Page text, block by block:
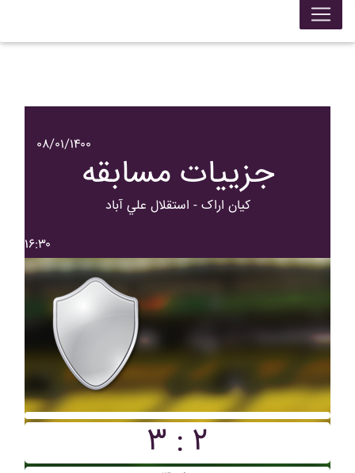
۰۸/۰۱/۱۴۰۰
جزییات مسابقه
کيان اراک - استقلال علي آباد
۱۶:۳۰
۳ : ۲